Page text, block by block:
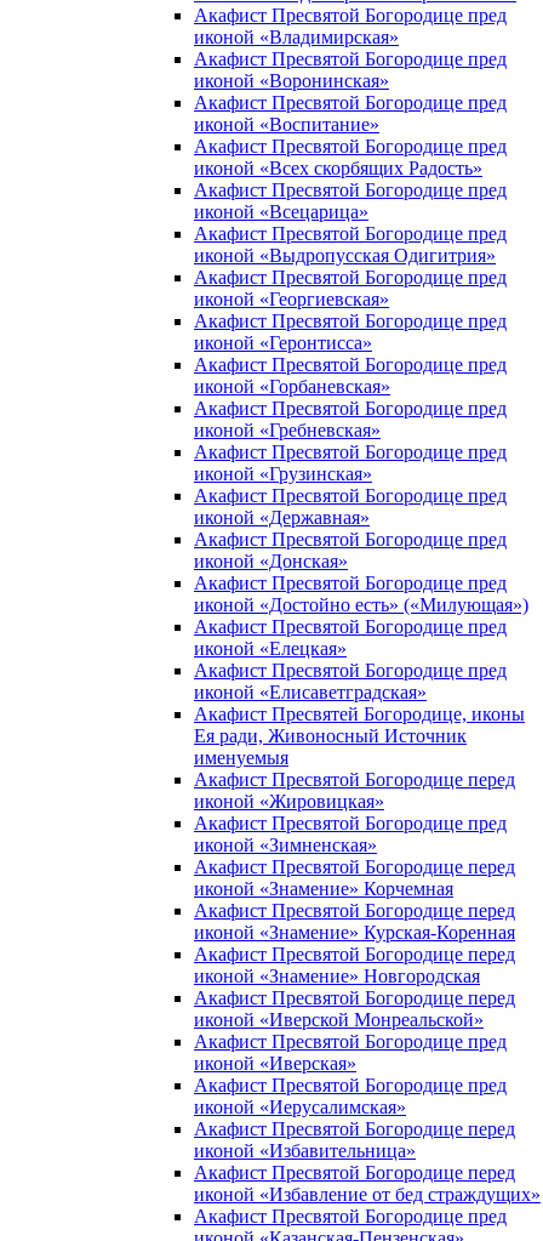
Акафист Пресвятой Богородице пред
иконой «Владимирская»
Акафист Пресвятой Богородице пред
иконой «Воронинская»
Акафист Пресвятой Богородице пред
иконой «Воспитание»
Акафист Пресвятой Богородице пред
иконой «Всех скорбящих Радость»
Акафист Пресвятой Богородице пред
иконой «Всецарица»
Акафист Пресвятой Богородице пред
иконой «Выдропусская Одигитрия»
Акафист Пресвятой Богородице пред
иконой «Георгиевская»
Акафист Пресвятой Богородице пред
иконой «Геронтисса»
Акафист Пресвятой Богородице пред
иконой «Горбаневская»
Акафист Пресвятой Богородице пред
иконой «Гребневская»
Акафист Пресвятой Богородице пред
иконой «Грузинская»
Акафист Пресвятой Богородице пред
иконой «Державная»
Акафист Пресвятой Богородице пред
иконой «Донская»
Акафист Пресвятой Богородице пред
иконой «Достойно есть» («Милующая»)
Акафист Пресвятой Богородице пред
иконой «Елецкая»
Акафист Пресвятой Богородице пред
иконой «Елисаветградская»
Акафист Пресвятей Богородице, иконы
Ея ради, Живоносный Источник
именуемыя
Акафист Пресвятой Богородице перед
иконой «Жировицкая»
Акафист Пресвятой Богородице пред
иконой «Зимненская»
Акафист Пресвятой Богородице перед
иконой «Знамение» Корчемная
Акафист Пресвятой Богородице перед
иконой «Знамение» Курская-Коренная
Акафист Пресвятой Богородице перед
иконой «Знамение» Новгородская
Акафист Пресвятой Богородице перед
иконой «Иверской Монреальской»
Акафист Пресвятой Богородице пред
иконой «Иверская»
Акафист Пресвятой Богородице пред
иконой «Иерусалимская»
Акафист Пресвятой Богородице перед
иконой «Избавительница»
Акафист Пресвятой Богородице перед
иконой «Избавление от бед страждущих»
Акафист Пресвятой Богородице пред